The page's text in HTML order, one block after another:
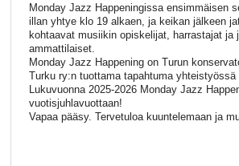
Monday Jazz Happeningissa ensimmäisen
illan yhtye klo 19 alkaen, ja keikan jälkeen
kohtaavat musiikin opiskelijat, harrastajat ja
ammattilaiset.
Monday Jazz Happening on Turun
Turku ry:n tuottama tapahtuma yhteistyössä
Lukuvuonna 2025-2026 Monday Jazz
vuotisjuhlavuottaan!
Vapaa pääsy. Tervetuloa kuuntelemaan ja